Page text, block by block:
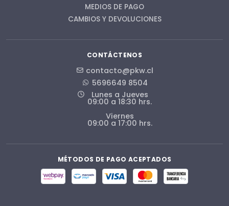
MEDIOS DE PAGO
CAMBIOS Y DEVOLUCIONES
CONTÁCTENOS
contacto@pkw.cl
5696649 8504
Lunes a Jueves
09:00 a 18:30 hrs.
Viernes
09:00 a 17:00 hrs.
MÉTODOS DE PAGO ACEPTADOS